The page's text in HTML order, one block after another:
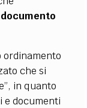
che si
in quanto
e documenti